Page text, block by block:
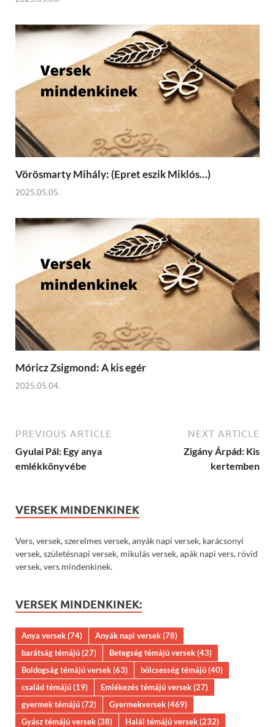
Vörösmarty Mihály: (Epret eszik Miklós…)
2025.05.05.
Móricz Zsigmond: A kis egér
2025.05.04.
PREVIOUS ARTICLE
Gyulai Pál: Egy anya
emlékkönyvébe
NEXT ARTICLE
Zigány Árpád: Kis
kertemben
VERSEK MINDENKINEK
Vers, versek, szerelmes versek, anyák napi versek, karácsonyi
versek, születésnapi versek, mikulás versek, apák napi vers, rövid
versek, vers mindenkinek.
VERSEK MINDENKINEK:
Anya versek(74) Anyák napi versek(78)
barátság témájú(27) Betegség témájú versek(43)
Boldogság témájú versek(63) bölcsesség témájú(40)
család témájú(19) Emlékezés témájú versek(27)
gyermek témájú(72) Gyermekversek(469)
Gyász témájú versek(38) Halál témájú versek(232)